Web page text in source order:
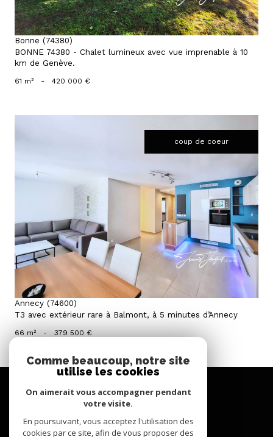
Bonne (74380)
BONNE 74380 - Chalet lumineux avec vue imprenable à 10
km de Genève.
61 m² - 420 000 €
coup de coeur
Annecy (74600)
T3 avec extérieur rare à Balmont, à 5 minutes d’Annecy
66 m² - 379 500 €
se
connecter
espace propriétaire
Comme beaucoup, notre site
utilise les cookies
On aimerait vous accompagner pendant
votre visite.
En poursuivant, vous acceptez l'utilisation des
cookies par ce site, afin de vous proposer des